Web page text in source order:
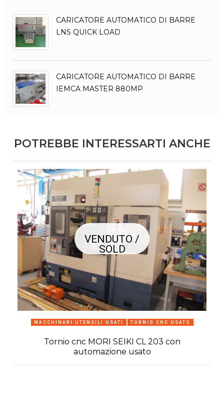
CARICATORE AUTOMATICO DI BARRE
LNS QUICK LOAD
CARICATORE AUTOMATICO DI BARRE
IEMCA MASTER 880MP
POTREBBE INTERESSARTI ANCHE
VENDUTO /
SOLD
MACCHINARI UTENSILI USATI TORNIO CNC USATO
Tornio cnc MORI SEIKI CL 203 con
automazione usato